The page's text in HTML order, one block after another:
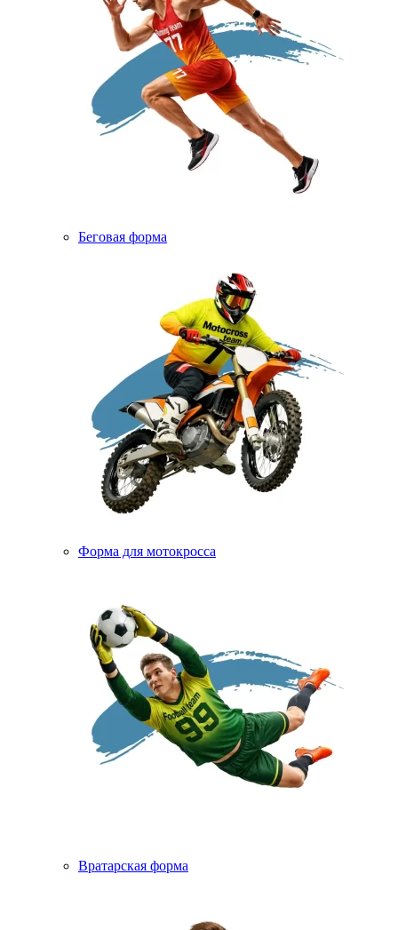
Беговая форма
Форма для мотокросса
Вратарская форма